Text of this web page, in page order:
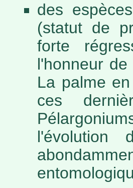
des
(statut de
forte
l'honneur
La palme
ces
l'évolution